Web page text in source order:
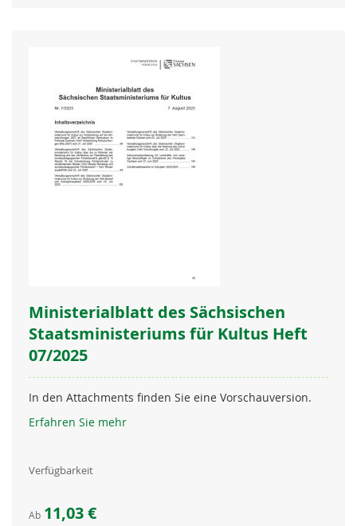
Ministerialblatt des Sächsischen
Staatsministeriums für Kultus Heft
07/2025
In den Attachments finden Sie eine Vorschauversion.
Erfahren Sie mehr
Verfügbarkeit
Ab 11,03 €